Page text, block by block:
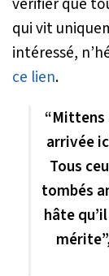
qui vit
intéressé,
ce lien.
“Mittens
arrivée
Tous
tombés
hâte